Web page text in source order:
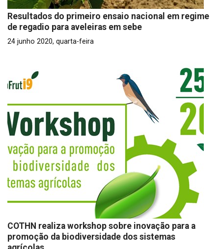
Resultados do primeiro ensaio nacional em regime
de regadio para aveleiras em sebe
24 junho 2020, quarta-feira
COTHN realiza workshop sobre inovação para a
promoção da biodiversidade dos sistemas